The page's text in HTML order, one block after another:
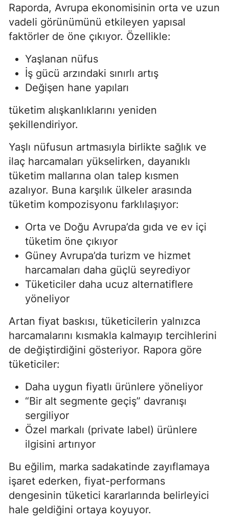
Raporda, Avrupa ekonomisinin orta ve uzun
vadeli görünümünü etkileyen yapısal
faktörler de öne çıkıyor. Özellikle:
Yaşlanan nüfus
İş gücü arzındaki sınırlı artış
Değişen hane yapıları
tüketim alışkanlıklarını yeniden
şekillendiriyor.
Yaşlı nüfusun artmasıyla birlikte sağlık ve
ilaç harcamaları yükselirken, dayanıklı
tüketim mallarına olan talep kısmen
azalıyor. Buna karşılık ülkeler arasında
tüketim kompozisyonu farklılaşıyor:
Orta ve Doğu Avrupa’da gıda ve ev içi
tüketim öne çıkıyor
Güney Avrupa’da turizm ve hizmet
harcamaları daha güçlü seyrediyor
Tüketiciler daha ucuz alternatiflere
yöneliyor
Artan fiyat baskısı, tüketicilerin yalnızca
harcamalarını kısmakla kalmayıp tercihlerini
de değiştirdiğini gösteriyor. Rapora göre
tüketiciler:
Daha uygun fiyatlı ürünlere yöneliyor
“Bir alt segmente geçiş” davranışı
sergiliyor
Özel markalı (private label) ürünlere
ilgisini artırıyor
Bu eğilim, marka sadakatinde zayıflamaya
işaret ederken, fiyat-performans
dengesinin tüketici kararlarında belirleyici
hale geldiğini ortaya koyuyor.